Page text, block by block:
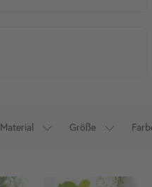
Material Größe